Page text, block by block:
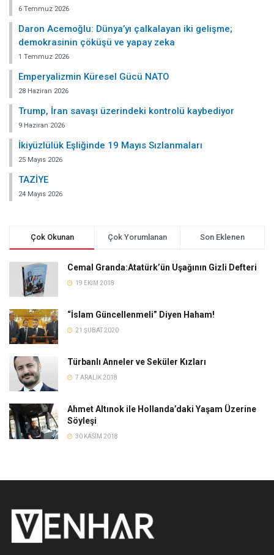
6 Temmuz 2026
Daron Acemoğlu: Dünya’yı çalkalayan iki gelişme;
demokrasinin çöküşü ve yapay zeka
1 Temmuz 2026
Emperyalizmin Küresel Gücü NATO
28 Haziran 2026
Trump, İran savaşı üzerindeki kontrolü kaybediyor
9 Haziran 2026
İkiyüzlülük Eşliğinde 19 Mayıs Sızlanmaları
25 Mayıs 2026
TAZİYE
24 Mayıs 2026
Çok Okunan Çok Yorumlanan Son Eklenen
Cemal Granda:Atatürk’ün Uşağının Gizli Defteri
19 EKIM 2018
“İslam Güncellenmeli” Diyen Haham!
21 ŞUBAT 2020
Türbanlı Anneler ve Seküler Kızları
7 ARALIK 2018
Ahmet Altınok ile Hollanda’daki Yaşam Üzerine
Söyleşi
30 KASIM 2018